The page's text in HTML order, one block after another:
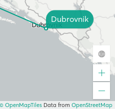
Dubrovnik
© OpenMapTiles Data from OpenStreetMap